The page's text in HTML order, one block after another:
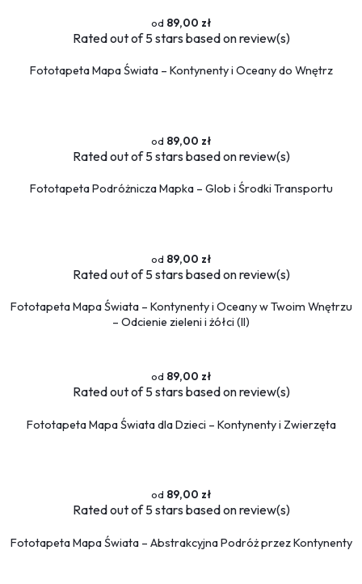
89,00 zł
Ratedout of 5 stars based onreview(s)
Fototapeta Mapa Świata – Kontynenty i Oceany do Wnętrz
89,00 zł
Ratedout of 5 stars based onreview(s)
Fototapeta Podróżnicza Mapka – Glob i Środki Transportu
89,00 zł
Ratedout of 5 stars based onreview(s)
Fototapeta Mapa Świata – Kontynenty i Oceany w Twoim Wnętrzu
– Odcienie zieleni i żółci (II)
89,00 zł
Ratedout of 5 stars based onreview(s)
Fototapeta Mapa Świata dla Dzieci – Kontynenty i Zwierzęta
89,00 zł
Ratedout of 5 stars based onreview(s)
Fototapeta Mapa Świata – Abstrakcyjna Podróż przez Kontynenty